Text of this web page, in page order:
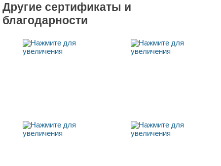
Другие сертификаты и
благодарности